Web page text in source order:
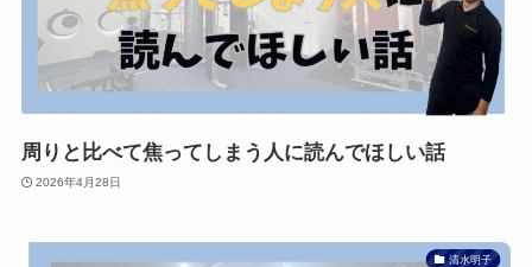
周りと比べて焦ってしまう人に読んでほしい話
2026年4月28日
清水明子